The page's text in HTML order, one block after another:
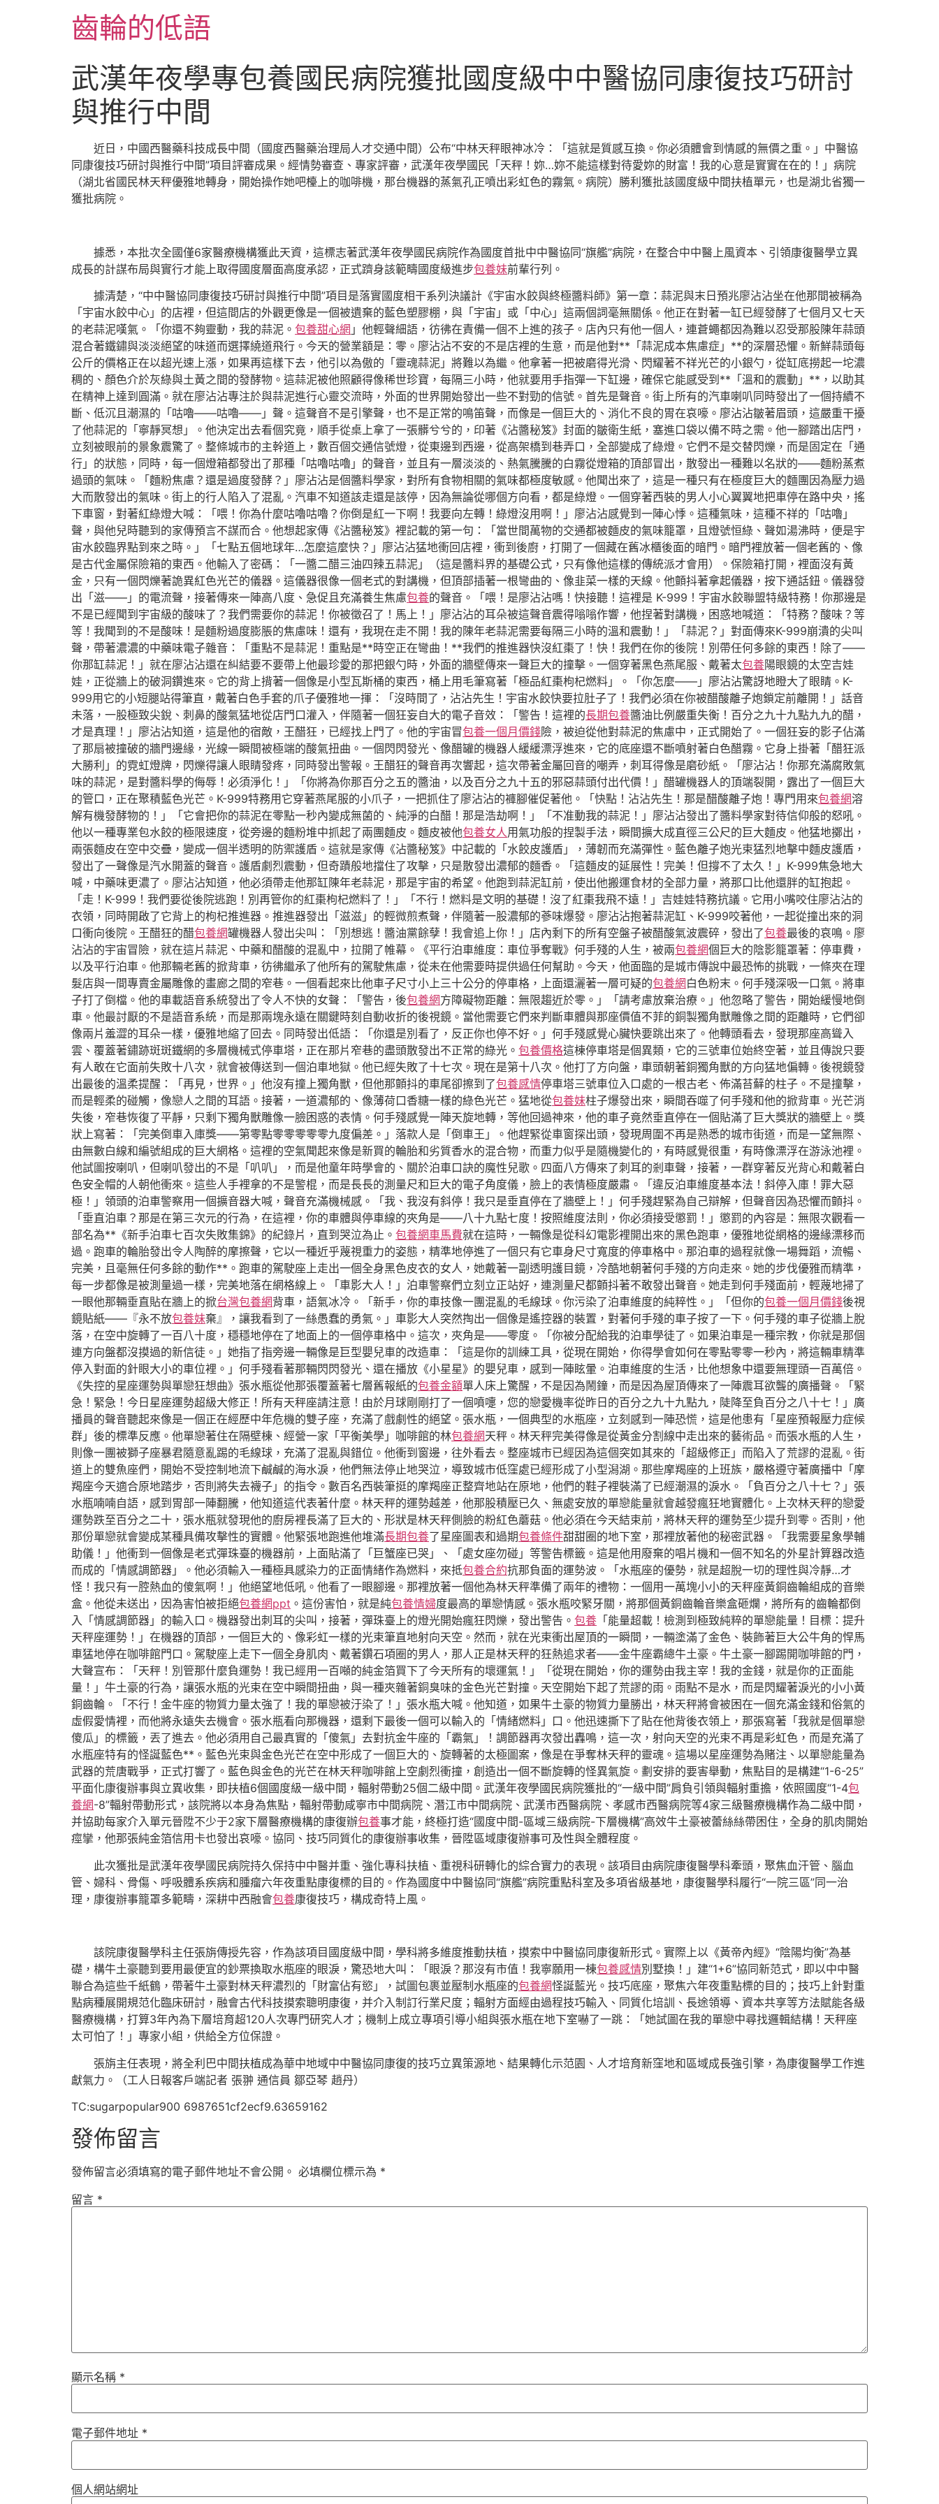
齒輪的低語
武漢年夜學專包養國民病院獲批國度級中中醫協同康復技巧研討
與推行中間
近日，中國西醫藥科技成長中間（國度西醫藥治理局人才交通中間）公布“中林天秤眼神冰冷：「這就是質感互換。你必須體會到情感的無價之重。」中醫協
同康復技巧研討與推行中間”項目評審成果。經情勢審查、專家評審，武漢年夜學國民「天秤！妳…妳不能這樣對待愛妳的財富！我的心意是實實在在的！」病院
（湖北省國民林天秤優雅地轉身，開始操作她吧檯上的咖啡機，那台機器的蒸氣孔正噴出彩虹色的霧氣。病院）勝利獲批該國度級中間扶植單元，也是湖北省獨一
獲批病院。
據悉，本批次全國僅6家醫療機構獲此天資，這標志著武漢年夜學國民病院作為國度首批中中醫協同“旗艦”病院，在整合中中醫上風資本、引領康復醫學立異
成長的計謀布局與實行才能上取得國度層面高度承認，正式躋身該範疇國度級進步包養妹前輩行列。
據清楚，“中中醫協同康復技巧研討與推行中間”項目是落實國度相干系列決議計《宇宙水餃與終極醬料師》第一章：蒜泥與末日預兆廖沾沾坐在他那間被稱為
「宇宙水餃中心」的店裡，但這間店的外觀更像是一個被遺棄的藍色塑膠棚，與「宇宙」或「中心」這兩個詞毫無關係。他正在對著一缸已經發酵了七個月又七天
的老蒜泥嘆氣。「你還不夠靈動，我的蒜泥。 包養甜心網 」他輕聲細語，彷彿在責備一個不上進的孩子。店內只有他一個人，連蒼蠅都因為難以忍受那股陳年蒜頭
混合著鐵鏽與淡淡絕望的味道而選擇繞道飛行。今天的營業額是：零。廖沾沾不安的不是店裡的生意，而是他對**「蒜泥成本焦慮症」**的深層恐懼。新鮮蒜頭每
公斤的價格正在以超光速上漲，如果再這樣下去，他引以為傲的「靈魂蒜泥」將難以為繼。他拿著一把被磨得光滑、閃耀著不祥光芒的小銀勺，從缸底撈起一坨濃
稠的、顏色介於灰綠與土黃之間的發酵物。這蒜泥被他照顧得像稀世珍寶，每隔三小時，他就要用手指彈一下缸邊，確保它能感受到**「溫和的震動」**，以助其
在精神上達到圓滿。就在廖沾沾專注於與蒜泥進行心靈交流時，外面的世界開始發出一些不對勁的信號。首先是聲音。街上所有的汽車喇叭同時發出了一個持續不
斷、低沉且潮濕的「咕嚕——咕嚕——」聲。這聲音不是引擎聲，也不是正常的鳴笛聲，而像是一個巨大的、消化不良的胃在哀嚎。廖沾沾皺著眉頭，這嚴重干擾
了他蒜泥的「寧靜冥想」。他決定出去看個究竟，順手從桌上拿了一張髒兮兮的，印著《沾醬秘笈》封面的皺衛生紙，塞進口袋以備不時之需。他一腳踏出店門，
立刻被眼前的景象震驚了。整條城市的主幹道上，數百個交通信號燈，從東邊到西邊，從高架橋到巷弄口，全部變成了綠燈。它們不是交替閃爍，而是固定在「通
行」的狀態，同時，每一個燈箱都發出了那種「咕嚕咕嚕」的聲音，並且有一層淡淡的、熱氣騰騰的白霧從燈箱的頂部冒出，散發出一種難以名狀的——麵粉蒸煮
過頭的氣味。「麵粉焦慮？還是過度發酵？」廖沾沾是個醬料學家，對所有食物相關的氣味都極度敏感。他聞出來了，這是一種只有在極度巨大的麵團因為壓力過
大而散發出的氣味。街上的行人陷入了混亂。汽車不知道該走還是該停，因為無論從哪個方向看，都是綠燈。一個穿著西裝的男人小心翼翼地把車停在路中央，搖
下車窗，對著紅綠燈大喊：「喂！你為什麼咕嚕咕嚕？你倒是紅一下啊！我要向左轉！綠燈沒用啊！」廖沾沾感覺到一陣心悸。這種氣味，這種不祥的「咕嚕」
聲，與他兒時聽到的家傳預言不謀而合。他想起家傳《沾醬秘笈》裡記載的第一句：「當世間萬物的交通都被麵皮的氣味籠罩，且燈號恒綠、聲如湯沸時，便是宇
宙水餃臨界點到來之時。」「七點五個地球年…怎麼這麼快？」廖沾沾猛地衝回店裡，衝到後廚，打開了一個藏在舊冰櫃後面的暗門。暗門裡放著一個老舊的、像
是古代金屬保險箱的東西。他輸入了密碼：「一醬二醋三油四辣五蒜泥」（這是醬料界的基礎公式，只有像他這樣的傳統派才會用）。保險箱打開，裡面沒有黃
金，只有一個閃爍著詭異紅色光芒的儀器。這儀器很像一個老式的對講機，但頂部插著一根彎曲的、像韭菜一樣的天線。他顫抖著拿起儀器，按下通話鈕。儀器發
出「滋——」的電流聲，接著傳來一陣高八度、急促且充滿養生焦慮包養的聲音。「喂！是廖沾沾嗎！快接聽！這裡是 K-999！宇宙水餃聯盟特級特務！你那邊是
不是已經聞到宇宙級的酸味了？我們需要你的蒜泥！你被徵召了！馬上！」廖沾沾的耳朵被這聲音震得嗡嗡作響，他捏著對講機，困惑地喊道：「特務？酸味？等
等！我聞到的不是酸味！是麵粉過度膨脹的焦慮味！還有，我現在走不開！我的陳年老蒜泥需要每隔三小時的溫和震動！」「蒜泥？」對面傳來K-999崩潰的尖叫
聲，帶著濃濃的中藥味電子雜音：「重點不是蒜泥！重點是**時空正在彎曲！**我們的推進器快沒紅棗了！快！我們在你的後院！別帶任何多餘的東西！除了——
你那缸蒜泥！」就在廖沾沾還在糾結要不要帶上他最珍愛的那把銀勺時，外面的牆壁傳來一聲巨大的撞擊。一個穿著黑色燕尾服、戴著太包養陽眼鏡的太空吉娃
娃，正從牆上的破洞鑽進來。它的背上揹著一個像是小型瓦斯桶的東西，桶上用毛筆寫著「極品紅棗枸杞燃料」。「你怎麼——」廖沾沾驚訝地瞪大了眼睛。K-
999用它的小短腿站得筆直，戴著白色手套的爪子優雅地一揮：「沒時間了，沾沾先生！宇宙水餃快要拉肚子了！我們必須在你被醋酸離子炮鎖定前離開！」話音
未落，一股極致尖銳、刺鼻的酸氣猛地從店門口灌入，伴隨著一個狂妄自大的電子音效：「警告！這裡的長期包養醬油比例嚴重失衡！百分之九十九點九九的醋，
才是真理！」廖沾沾知道，這是他的宿敵，王醋狂，已經找上門了。他的宇宙冒包養一個月價錢險，被迫從他對蒜泥的焦慮中，正式開始了。一個狂妄的影子佔滿
了那扇被撞破的牆門邊緣，光線一瞬間被極端的酸氣扭曲。一個閃閃發光、像醋罐的機器人緩緩漂浮進來，它的底座還不斷噴射著白色醋霧。它身上掛著「醋狂派
大勝利」的霓虹燈牌，閃爍得讓人眼睛發疼，同時發出警報。王醋狂的聲音再次響起，這次帶著金屬回音的嘲弄，刺耳得像是磨砂紙。「廖沾沾！你那充滿腐敗氣
味的蒜泥，是對醬料學的侮辱！必須淨化！」「你將為你那百分之五的醬油，以及百分之九十五的邪惡蒜頭付出代價！」醋罐機器人的頂端裂開，露出了一個巨大
的管口，正在聚積藍色光芒。K-999特務用它穿著燕尾服的小爪子，一把抓住了廖沾沾的褲腳催促著他。「快點！沾沾先生！那是醋酸離子炮！專門用來包養網溶
解有機發酵物的！」「它會把你的蒜泥在零點一秒內變成無菌的、純淨的白醋！那是浩劫啊！」「不准動我的蒜泥！」廖沾沾發出了醬料學家對待信仰般的怒吼。
他以一種專業包水餃的極限速度，從旁邊的麵粉堆中抓起了兩團麵皮。麵皮被他包養女人用氣功般的捏製手法，瞬間擴大成直徑三公尺的巨大麵皮。他猛地擲出，
兩張麵皮在空中交疊，變成一個半透明的防禦護盾。這就是家傳《沾醬秘笈》中記載的「水餃皮護盾」，薄韌而充滿彈性。藍色離子炮光束猛烈地擊中麵皮護盾，
發出了一聲像是汽水開蓋的聲音。護盾劇烈震動，但奇蹟般地擋住了攻擊，只是散發出濃郁的麵香。「這麵皮的延展性！完美！但撐不了太久！」K-999焦急地大
喊，中藥味更濃了。廖沾沾知道，他必須帶走他那缸陳年老蒜泥，那是宇宙的希望。他跑到蒜泥缸前，使出他搬運食材的全部力量，將那口比他還胖的缸抱起。
「走！K-999！我們要從後院逃跑！別再管你的紅棗枸杞燃料了！」「不行！燃料是文明的基礎！沒了紅棗我飛不遠！」吉娃娃特務抗議。它用小嘴咬住廖沾沾的
衣領，同時開啟了它背上的枸杞推進器。推進器發出「滋滋」的輕微煎煮聲，伴隨著一股濃郁的蔘味爆發。廖沾沾抱著蒜泥缸、K-999咬著他，一起從撞出來的洞
口衝向後院。王醋狂的醋包養網罐機器人發出尖叫：「別想逃！醬油黨餘孽！我會追上你！」店內剩下的所有空盤子被醋酸氣波震碎，發出了包養最後的哀鳴。廖
沾沾的宇宙冒險，就在這片蒜泥、中藥和醋酸的混亂中，拉開了帷幕。《平行泊車維度：車位爭奪戰》何手殘的人生，被兩包養網個巨大的陰影籠罩著：停車費，
以及平行泊車。他那輛老舊的掀背車，彷彿繼承了他所有的駕駛焦慮，從未在他需要時提供過任何幫助。今天，他面臨的是城市傳說中最恐怖的挑戰，一條夾在理
髮店與一間專賣金屬雕像的畫廊之間的窄巷。一個看起來比他車子尺寸小上三十公分的停車格，上面還灑著一層可疑的包養網 白色粉末。何手殘深吸一口氣。將車
子打了倒檔。他的車載語音系統發出了令人不快的女聲：「警告，後包養網方障礙物距離：無限趨近於零。」「請考慮放棄治療。」他忽略了警告，開始緩慢地倒
車。他最討厭的不是語音系統，而是那兩塊永遠在關鍵時刻自動收折的後視鏡。當他需要它們來判斷車體與那座價值不菲的銅製獨角獸雕像之間的距離時，它們卻
像兩片羞澀的耳朵一樣，優雅地縮了回去。同時發出低語：「你還是別看了，反正你也停不好。」何手殘感覺心臟快要跳出來了。他轉頭看去，發現那座高聳入
雲、覆蓋著鏽跡斑斑鐵網的多層機械式停車塔，正在那片窄巷的盡頭散發出不正常的綠光。 包養價格這棟停車塔是個異類，它的三號車位始終空著，並且傳說只要
有人敢在它面前失敗十八次，就會被傳送到一個泊車地獄。他已經失敗了十七次。現在是第十八次。他打了方向盤，車頭朝著銅獨角獸的方向猛地偏轉。後視鏡發
出最後的溫柔提醒：「再見，世界。」他沒有撞上獨角獸，但他那顫抖的車尾卻擦到了包養感情停車塔三號車位入口處的一根古老、佈滿苔蘚的柱子。不是撞擊，
而是輕柔的碰觸，像戀人之間的耳語。接著，一道濃郁的、像薄荷口香糖一樣的綠色光芒。猛地從包養妹柱子爆發出來，瞬間吞噬了何手殘和他的掀背車。光芒消
失後，窄巷恢復了平靜，只剩下獨角獸雕像一臉困惑的表情。何手殘感覺一陣天旋地轉，等他回過神來，他的車子竟然垂直停在一個貼滿了巨大獎狀的牆壁上。獎
狀上寫著：「完美倒車入庫獎——第零點零零零零零九度偏差。」落款人是「倒車王」。他趕緊從車窗探出頭，發現周圍不再是熟悉的城市街道，而是一望無際、
由無數白線和編號組成的巨大網格。這裡的空氣聞起來像是新買的輪胎和劣質香水的混合物，而重力似乎是隨機變化的，有時感覺很重，有時像漂浮在游泳池裡。
他試圖按喇叭，但喇叭發出的不是「叭叭」，而是他童年時學會的、關於泊車口訣的魔性兒歌。四面八方傳來了刺耳的剎車聲，接著，一群穿著反光背心和戴著白
色安全帽的人朝他衝來。這些人手裡拿的不是警棍，而是長長的測量尺和巨大的電子角度儀，臉上的表情極度嚴肅。「違反泊車維度基本法！斜停入庫！罪大惡
極！」領頭的泊車警察用一個擴音器大喊，聲音充滿機械感。「我、我沒有斜停！我只是垂直停在了牆壁上！」何手殘趕緊為自己辯解，但聲音因為恐懼而顫抖。
「垂直泊車？那是在第三次元的行為，在這裡，你的車體與停車線的夾角是——八十九點七度！按照維度法則，你必須接受懲罰！」懲罰的內容是：無限次觀看一
部名為**《新手泊車七百次失敗集錦》的紀錄片，直到哭泣為止。 包養網車馬費就在這時，一輛像是從科幻電影裡開出來的黑色跑車，優雅地從網格的邊緣漂移而
過。跑車的輪胎發出令人陶醉的摩擦聲，它以一種近乎蔑視重力的姿態，精準地停進了一個只有它車身尺寸寬度的停車格中。那泊車的過程就像一場舞蹈，流暢、
完美，且毫無任何多餘的動作**。跑車的駕駛座上走出一個全身黑色皮衣的女人，她戴著一副透明護目鏡，冷酷地朝著何手殘的方向走來。她的步伐優雅而精準，
每一步都像是被測量過一樣，完美地落在網格線上。「車影大人！」泊車警察們立刻立正站好，連測量尺都顫抖著不敢發出聲音。她走到何手殘面前，輕蔑地掃了
一眼他那輛垂直貼在牆上的掀台灣包養網背車，語氣冰冷。「新手，你的車技像一團混亂的毛線球。你污染了泊車維度的純粹性。」「但你的包養一個月價錢後視
鏡貼紙——『永不放包養妹棄』，讓我看到了一絲愚蠢的勇氣。」車影大人突然掏出一個像是遙控器的裝置，對著何手殘的車子按了一下。何手殘的車子從牆上脫
落，在空中旋轉了一百八十度，穩穩地停在了地面上的一個停車格中。這次，夾角是——零度。「你被分配給我的泊車學徒了。如果泊車是一種宗教，你就是那個
連方向盤都沒摸過的新信徒。」她指了指旁邊一輛像是巨型嬰兒車的改造車：「這是你的訓練工具，從現在開始，你得學會如何在零點零零一秒內，將這輛車精準
停入對面的針眼大小的車位裡。」何手殘看著那輛閃閃發光、還在播放《小星星》的嬰兒車，感到一陣眩暈。泊車維度的生活，比他想象中還要無理頭一百萬倍。
《失控的星座運勢與單戀狂想曲》張水瓶從他那張覆蓋著七層舊報紙的包養金額單人床上驚醒，不是因為鬧鐘，而是因為屋頂傳來了一陣震耳欲聾的廣播聲。「緊
急！緊急！今日星座運勢超級大修正！所有天秤座請注意！由於月球剛剛打了一個噴嚏，您的戀愛機率從昨日的百分之九十九點九，陡降至負百分之八十七！」廣
播員的聲音聽起來像是一個正在經歷中年危機的雙子座，充滿了戲劇性的絕望。張水瓶，一個典型的水瓶座，立刻感到一陣恐慌，這是他患有「星座預報壓力症候
群」後的標準反應。他單戀著住在隔壁棟、經營一家「平衡美學」咖啡館的林包養網天秤。林天秤完美得像是從黃金分割線中走出來的藝術品。而張水瓶的人生，
則像一團被獅子座暴君隨意亂踢的毛線球，充滿了混亂與錯位。他衝到窗邊，往外看去。整座城市已經因為這個突如其來的「超級修正」而陷入了荒謬的混亂。街
道上的雙魚座們，開始不受控制地流下鹹鹹的海水淚，他們無法停止地哭泣，導致城市低窪處已經形成了小型潟湖。那些摩羯座的上班族，嚴格遵守著廣播中「摩
羯座今天適合原地踏步，否則將失去襪子」的指令。數百名西裝筆挺的摩羯座正整齊地站在原地，他們的鞋子裡裝滿了已經潮濕的淚水。「負百分之八十七？」張
水瓶喃喃自語，感到胃部一陣翻騰，他知道這代表著什麼。林天秤的運勢越差，他那股積壓已久、無處安放的單戀能量就會越發瘋狂地實體化。上次林天秤的戀愛
運勢跌至百分之二十，張水瓶就發現他的廚房裡長滿了巨大的、形狀是林天秤側臉的粉紅色蘑菇。他必須在今天結束前，將林天秤的運勢至少提升到零。否則，他
那份單戀就會變成某種具備攻擊性的實體。他緊張地跑進他堆滿長期包養了星座圖表和過期包養條件甜甜圈的地下室，那裡放著他的秘密武器。「我需要星象學輔
助儀！」他衝到一個像是老式彈珠臺的機器前，上面貼滿了「巨蟹座已哭」、「處女座勿碰」等警告標籤。這是他用廢棄的唱片機和一個不知名的外星計算器改造
而成的「情感調節器」。他必須輸入一種極具感染力的正面情緒作為燃料，來抵包養合約抗那負面的運勢波。「水瓶座的優勢，就是超脫一切的理性與冷靜…才
怪！我只有一腔熱血的傻氣啊！」他絕望地低吼。他看了一眼腳邊。那裡放著一個他為林天秤準備了兩年的禮物：一個用一萬塊小小的天秤座黃銅齒輪組成的音樂
盒。他從未送出，因為害怕被拒絕包養網ppt 。這份害怕，就是純包養情婦度最高的單戀情感。張水瓶咬緊牙關，將那個黃銅齒輪音樂盒砸爛，將所有的齒輪都倒
入「情感調節器」的輸入口。機器發出刺耳的尖叫，接著，彈珠臺上的燈光開始瘋狂閃爍，發出警告。 包養 「能量超載！檢測到極致純粹的單戀能量！目標：提升
天秤座運勢！」在機器的頂部，一個巨大的、像彩虹一樣的光束筆直地射向天空。然而，就在光束衝出屋頂的一瞬間，一輛塗滿了金色、裝飾著巨大公牛角的悍馬
車猛地停在咖啡館門口。駕駛座上走下一個全身肌肉、戴著鑽石項圈的男人，那人正是林天秤的狂熱追求者——金牛座霸總牛土豪。牛土豪一腳踢開咖啡館的門，
大聲宣布：「天秤！別管那什麼負運勢！我已經用一百噸的純金箔買下了今天所有的壞運氣！」「從現在開始，你的運勢由我主宰！我的金錢，就是你的正面能
量！」牛土豪的行為，讓張水瓶的光束在空中瞬間扭曲，與一種夾雜著銅臭味的金色光芒對撞。天空開始下起了荒謬的雨。雨點不是水，而是閃耀著淚光的小小黃
銅齒輪。「不行！金牛座的物質力量太強了！我的單戀被汙染了！」張水瓶大喊。他知道，如果牛土豪的物質力量勝出，林天秤將會被困在一個充滿金錢和俗氣的
虛假愛情裡，而他將永遠失去機會。張水瓶看向那機器，還剩下最後一個可以輸入的「情緒燃料」口。他迅速撕下了貼在他背後衣領上，那張寫著「我就是個單戀
傻瓜」的標籤，丟了進去。他必須用自己最真實的「傻氣」去對抗金牛座的「霸氣」！調節器再次發出轟鳴，這一次，射向天空的光束不再是彩虹色，而是充滿了
水瓶座特有的怪誕藍色**。藍色光束與金色光芒在空中形成了一個巨大的、旋轉著的太極圖案，像是在爭奪林天秤的靈魂。這場以星座運勢為賭注、以單戀能量為
武器的荒唐戰爭，正式打響了。藍色與金色的光芒在林天秤咖啡館上空劇烈衝撞，創造出一個不斷旋轉的怪異氣旋。劃安排的要害舉動，焦點目的是構建“1-6-25”
平面化康復辦事與立異收集，即扶植6個國度級一級中間，輻射帶動25個二級中間。武漢年夜學國民病院獲批的“一級中間”肩負引領與輻射重擔，依照國度“1-4包
養網-8”輻射帶動形式，該院將以本身為焦點，輻射帶動咸寧市中間病院、潛江市中間病院、武漢市西醫病院、孝感市西醫病院等4家三級醫療機構作為二級中間，
并協助每家介入單元晉陞不少于2家下層醫療機構的康復辦包養事才能，終極打造“國度中間-區域三級病院-下層機構”高效牛土豪被蕾絲絲帶困住，全身的肌肉開始
痙攣，他那張純金箔信用卡也發出哀嚎。協同、技巧同質化的康復辦事收集，晉陞區域康復辦事可及性與全體程度。
此次獲批是武漢年夜學國民病院持久保持中中醫并重、強化專科扶植、重視科研轉化的綜合實力的表現。該項目由病院康復醫學科牽頭，聚焦血汗管、腦血
管、婦科、骨傷、呼吸體系疾病和腫瘤六年夜重點康復標的目的。作為國度中中醫協同“旗艦”病院重點科室及多項省級基地，康復醫學科履行“一院三區”同一治
理，康復辦事籠罩多範疇，深耕中西融會包養康復技巧，構成奇特上風。
該院康復醫學科主任張旃傳授先容，作為該項目國度級中間，學科將多維度推動扶植，摸索中中醫協同康復新形式。實際上以《黃帝內經》“陰陽均衡”為基
礎，構牛土豪聽到要用最便宜的鈔票換取水瓶座的眼淚，驚恐地大叫：「眼淚？那沒有市值！我寧願用一棟包養感情別墅換！」建“1+6”協同新范式，即以中中醫
聯合為這些千紙鶴，帶著牛土豪對林天秤濃烈的「財富佔有慾」，試圖包裹並壓制水瓶座的包養網怪誕藍光。技巧底座，聚焦六年夜重點標的目的；技巧上針對重
點病種展開規范化臨床研討，融會古代科技摸索聰明康復，并介入制訂行業尺度；輻射方面經由過程技巧輸入、同質化培訓、長途領導、資本共享等方法賦能各級
醫療機構，打算3年內為下層培育超120人次專門研究人才；機制上成立專項引導小組與張水瓶在地下室嚇了一跳：「她試圖在我的單戀中尋找邏輯結構！天秤座
太可怕了！」專家小組，供給全方位保證。
張旃主任表現，將全利巴中間扶植成為華中地域中中醫協同康復的技巧立異策源地、結果轉化示范園、人才培育新窪地和區域成長強引擎，為康復醫學工作進
獻氣力。（工人日報客戶端記者 張翀 通信員 鄒亞琴 趙丹）
TC:sugarpopular900 6987651cf2ecf9.63659162
發佈留言
發佈留言必須填寫的電子郵件地址不會公開。 必填欄位標示為 *
留言 *
顯示名稱 *
電子郵件地址 *
個人網站網址